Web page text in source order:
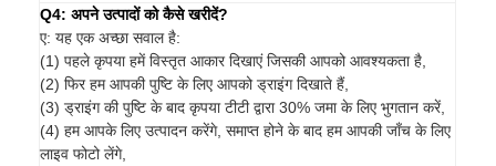
Q4: अपने उत्पादों को कैसे खरीदें?
ए: यह एक अच्छा सवाल है:
(1) पहले कृपया हमें विस्तृत आकार दिखाएं जिसकी आपको आवश्यकता है,
(2) फिर हम आपकी पुष्टि के लिए आपको ड्राइंग दिखाते हैं,
(3) ड्राइंग की पुष्टि के बाद कृपया टीटी द्वारा 30% जमा के लिए भुगतान करें,
(4) हम आपके लिए उत्पादन करेंगे, समाप्त होने के बाद हम आपकी जाँच के लिए
लाइव फोटो लेंगे,